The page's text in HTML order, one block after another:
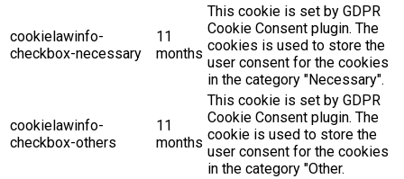
cookielawinfo-
checkbox-necessary
11
months
This cookie is set by GDPR
Cookie Consent plugin. The
cookies is used to store the
user consent for the cookies
in the category "Necessary".
cookielawinfo-
checkbox-others
11
months
This cookie is set by GDPR
Cookie Consent plugin. The
cookie is used to store the
user consent for the cookies
in the category "Other.